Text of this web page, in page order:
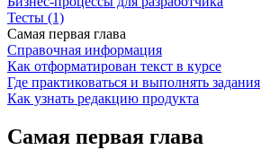
Тесты (1)
Самая первая глава
Справочная информация
Как отформатирован текст в курсе
Где практиковаться и выполнять задания
Как узнать редакцию продукта
Самая первая глава